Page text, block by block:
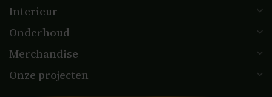
Interieur
Onderhoud
Merchandise
Onze projecten